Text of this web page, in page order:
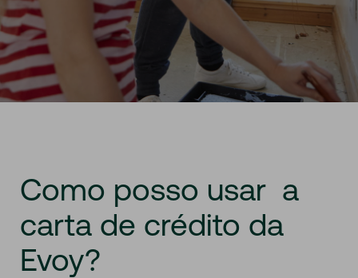
Como posso usar a
carta de crédito da
Evoy?